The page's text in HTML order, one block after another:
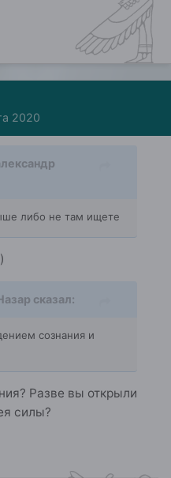
2020
либо не там ищете
сказал:
сознания и
Разве вы открыли
силы?